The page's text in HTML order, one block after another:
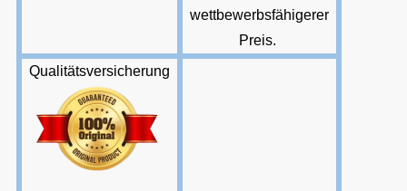
wettbewerbsfähigerer
Preis.
Qualitätsversicherung